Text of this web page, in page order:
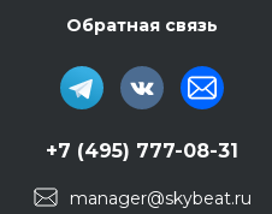
Обратная связь
+7 (495) 777-08-31
manager@skybeat.ru